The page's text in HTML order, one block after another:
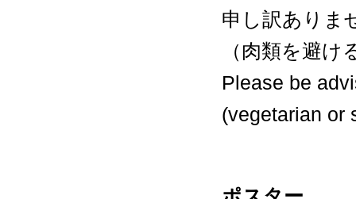
申し訳ありま
（肉類を避
Please be
(vegetarian or